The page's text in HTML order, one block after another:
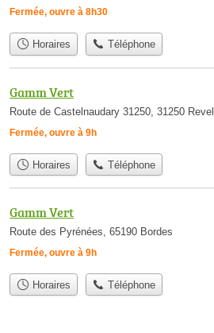
Fermée, ouvre à 8h30
Horaires Téléphone
Gamm Vert
Route de Castelnaudary 31250, 31250 Revel
Fermée, ouvre à 9h
Horaires Téléphone
Gamm Vert
Route des Pyrénées, 65190 Bordes
Fermée, ouvre à 9h
Horaires Téléphone